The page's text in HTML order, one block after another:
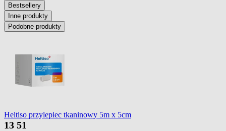
Bestsellery
Inne produkty
Podobne produkty
Heltiso przylepiec tkaninowy 5m x 5cm
13 51